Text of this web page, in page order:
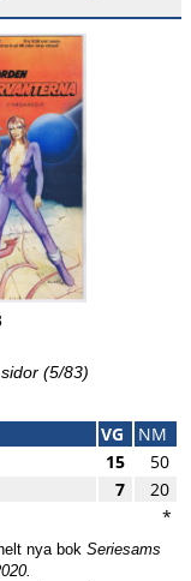
(5/83)
VG
NM
15
50
7
20
*
nya bok Seriesams